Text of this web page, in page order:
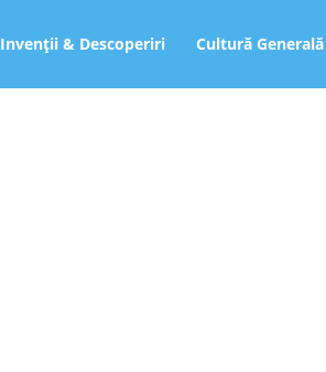
Invenții & Descoperiri Cultură Generală